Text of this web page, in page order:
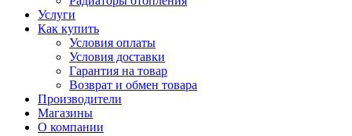
Услуги
Как купить
Условия оплаты
Условия доставки
Гарантия на товар
Возврат и обмен товара
Производители
Магазины
О компании